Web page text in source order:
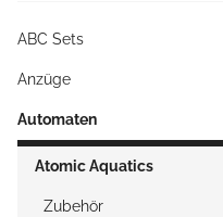
ABC Sets
Anzüge
Automaten
Atomic Aquatics
Zubehör